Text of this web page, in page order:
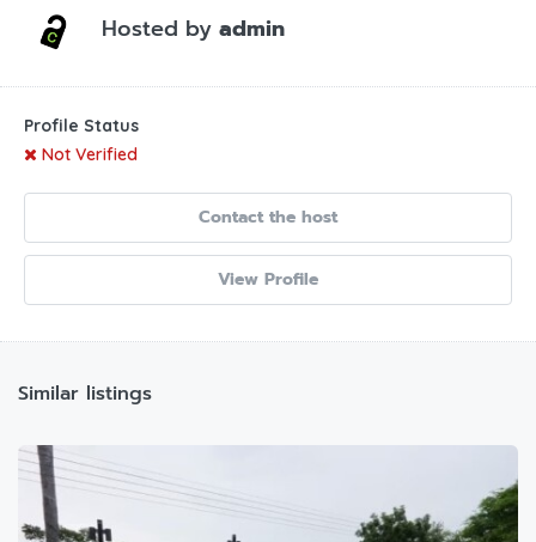
Hosted by admin
Profile Status
Not Verified
Contact the host
View Profile
Similar listings